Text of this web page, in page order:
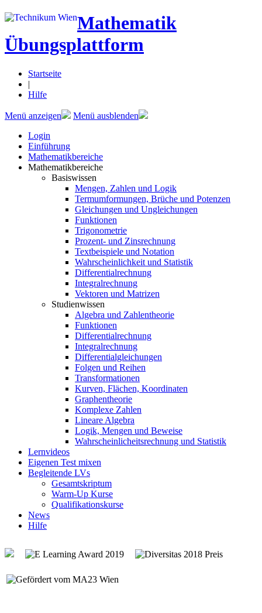
Mathematik
Übungsplattform
Startseite
|
Hilfe
Menü anzeigen
Menü ausblenden
Login
Einführung
Mathematikbereiche
Mathematikbereiche
Basiswissen
Mengen, Zahlen und Logik
Termumformungen, Brüche und Potenzen
Gleichungen und Ungleichungen
Funktionen
Trigonometrie
Prozent- und Zinsrechnung
Textbeispiele und Notation
Wahrscheinlichkeit und Statistik
Differentialrechnung
Integralrechnung
Vektoren und Matrizen
Studienwissen
Algebra und Zahlentheorie
Funktionen
Differentialrechnung
Integralrechnung
Differentialgleichungen
Folgen und Reihen
Transformationen
Kurven, Flächen, Koordinaten
Graphentheorie
Komplexe Zahlen
Lineare Algebra
Logik, Mengen und Beweise
Wahrscheinlicheitsrechnung und Statistik
Lernvideos
Eigenen Test mixen
Begleitende LVs
Gesamtskriptum
Warm-Up Kurse
Qualifikationskurse
News
Hilfe